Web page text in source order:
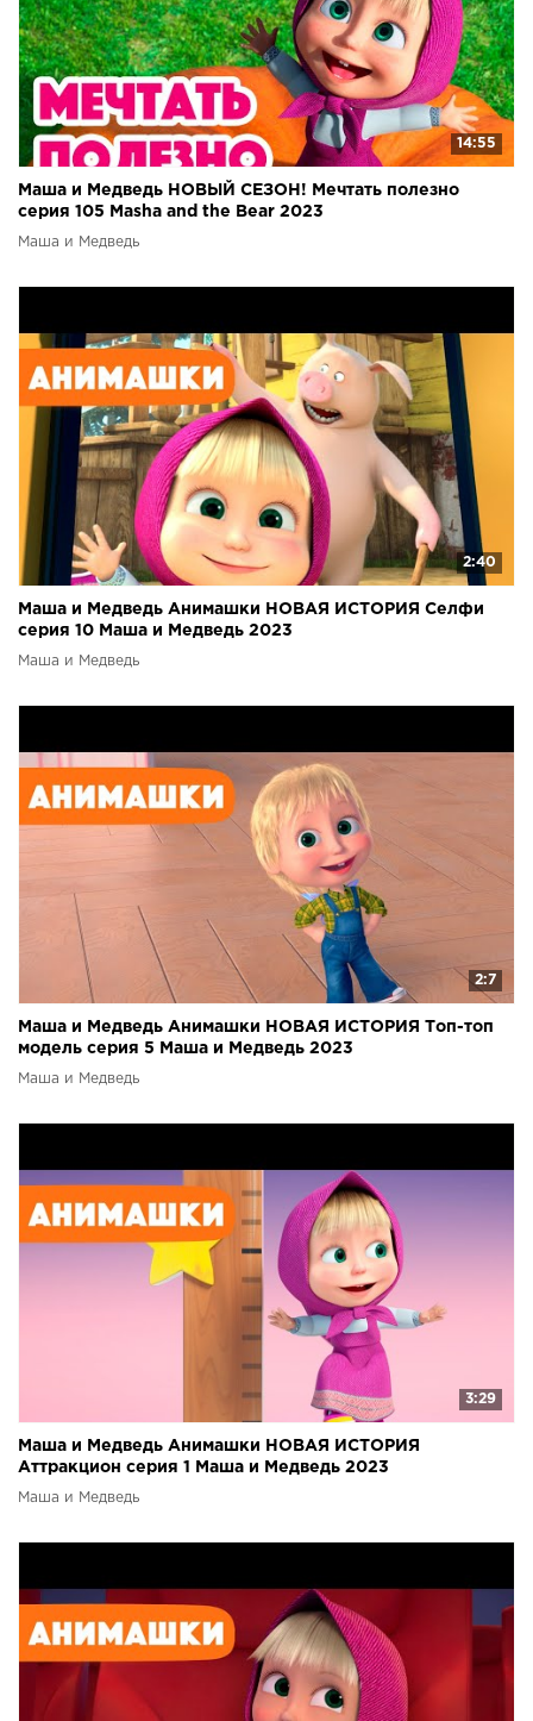
14:55
Маша и Медведь НОВЫЙ СЕЗОН! Мечтать полезно
серия 105 Masha and the Bear 2023
Маша и Медведь
2:40
Маша и Медведь Анимашки НОВАЯ ИСТОРИЯ Селфи
серия 10 Маша и Медведь 2023
Маша и Медведь
2:7
Маша и Медведь Анимашки НОВАЯ ИСТОРИЯ Топ-топ
модель серия 5 Маша и Медведь 2023
Маша и Медведь
3:29
Маша и Медведь Анимашки НОВАЯ ИСТОРИЯ
Аттракцион серия 1 Маша и Медведь 2023
Маша и Медведь